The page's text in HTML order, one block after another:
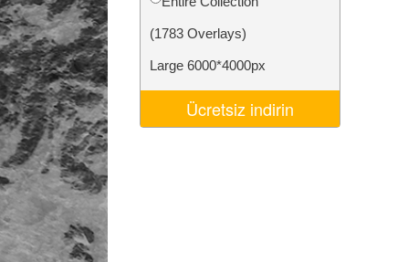
Video Editing Services
(1783 Overlays)
Large 6000*4000px
Ücretsiz indirin